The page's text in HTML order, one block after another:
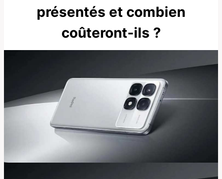
présentés et combien
coûteront-ils ?